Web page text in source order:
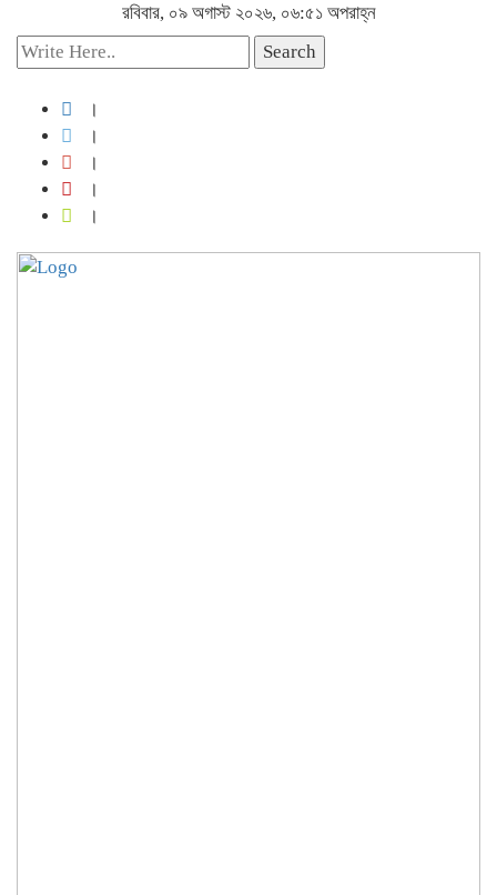
রবিবার, ০৯ অগাস্ট ২০২৬, ০৬:৫১ অপরাহ্ন
Search